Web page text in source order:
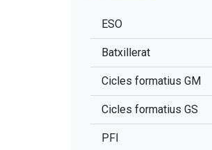
ESO
Batxillerat
Cicles formatius GM
Cicles formatius GS
PFI